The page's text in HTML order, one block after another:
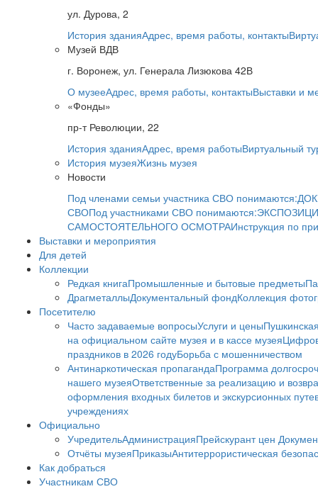
ул. Дурова, 2
История зданияАдрес, время работы, контакты
Музей ВДВ
г. Воронеж, ул. Генерала Лизюкова 42В
О музееАдрес, время работы, контактыВыставки и
«Фонды»
пр-т Революции, 22
История зданияАдрес, время работыВиртуальный
История музеяЖизнь музея
Новости
Под членами семьи участника СВО понимаются:
СВОПод участниками СВО понимаются:
САМОСТОЯТЕЛЬНОГО ОСМОТРАИнструкция по
Выставки и мероприятия
Для детей
Коллекции
Редкая книгаПромышленные и бытовые предметы
ДрагметаллыДокументальный фондКоллекция
Посетителю
Часто задаваемые вопросыУслуги и цены
на официальном сайте музея и в кассе музея
праздников в 2026 годуБорьба с мошенничеством
Антинаркотическая пропагандаПрограмма
нашего музеяОтветственные за реализацию и
оформления входных билетов и экскурсионных
учреждениях
Официально
УчредительАдминистрацияПрейскурант цен
Отчёты музеяПриказыАнтитеррористическая
Как добраться
Участникам СВО